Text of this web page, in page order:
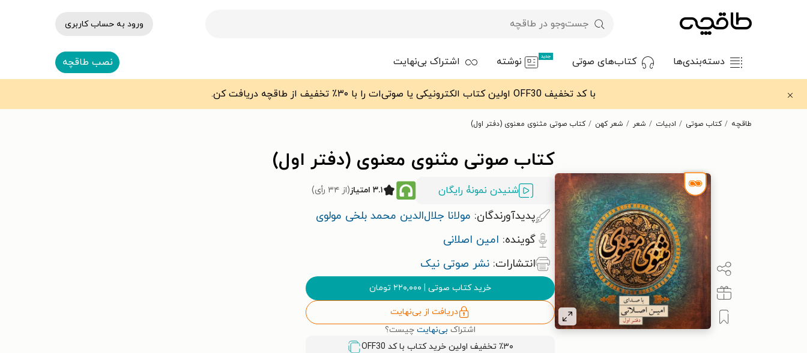
ورود به حساب کاربری
دسته‌بندی‌ها کتاب‌های صوتی جدید نوشته اشتراک بی‌نهایت نصب طاقچه
با کد تخفیف OFF30 اولین کتاب الکترونیکی یا صوتی‌ات را با ۳۰٪ تخفیف از طاقچه دریافت کن.
طاقچه کتاب صوتی ادبیات شعر شعر کهن کتاب صوتی مثنوی معنوی (دفتر اول)
کتاب صوتی مثنوی معنوی (دفتر اول)
شنیدن نمونۀ رایگان ۳.۱ امتیاز (از ۳۴ رأی)
پدیدآورندگان: مولانا جلال‌الدین محمد بلخی مولوی
گوینده: امین اصلانی
انتشارات: نشر صوتی نیک
خرید کتاب صوتی | ۲۲۰,۰۰۰ تومان
دریافت از بی‌نهایت
اشتراک بی‌نهایت چیست؟
٪۳۰ تخفیف اولین خرید کتاب با کد
OFF30